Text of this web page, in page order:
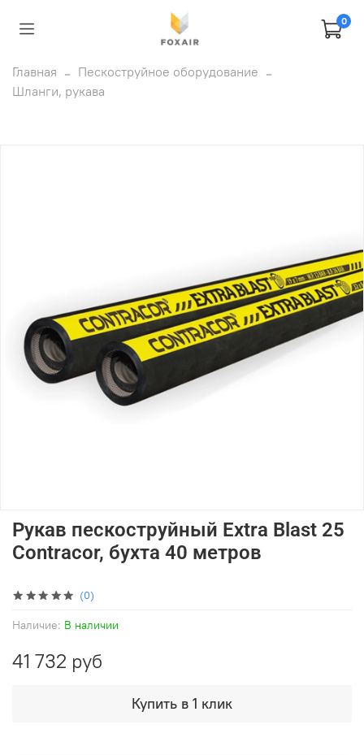
0
Главная
Пескоструйное оборудование
Шланги, рукава
(0)
Наличие: В наличии
Рукав пескоструйный Extra Blast 25
Contracor, бухта 40 метров
41 732 руб
Купить в 1 клик